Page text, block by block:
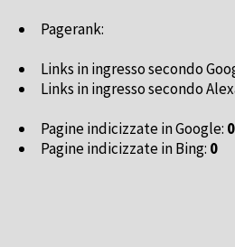
Pagerank:
Links in ingresso secondo
Links in ingresso secondo
Pagine indicizzate in Google: 0
Pagine indicizzate in Bing: 0